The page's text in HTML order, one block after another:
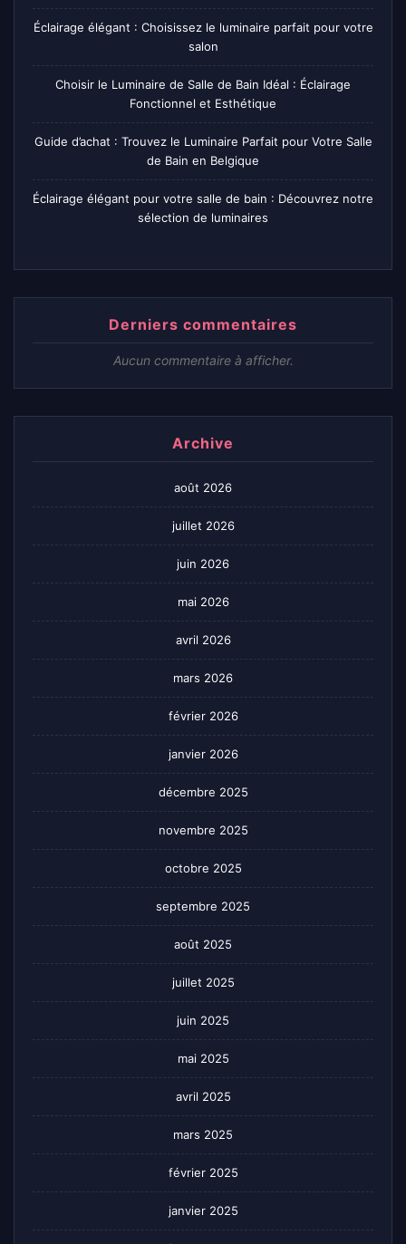
Éclairage élégant : Choisissez le luminaire parfait pour votre
salon
Choisir le Luminaire de Salle de Bain Idéal : Éclairage
Fonctionnel et Esthétique
Guide d’achat : Trouvez le Luminaire Parfait pour Votre Salle
de Bain en Belgique
Éclairage élégant pour votre salle de bain : Découvrez notre
sélection de luminaires
Derniers commentaires
Aucun commentaire à afficher.
Archive
août 2026
juillet 2026
juin 2026
mai 2026
avril 2026
mars 2026
février 2026
janvier 2026
décembre 2025
novembre 2025
octobre 2025
septembre 2025
août 2025
juillet 2025
juin 2025
mai 2025
avril 2025
mars 2025
février 2025
janvier 2025